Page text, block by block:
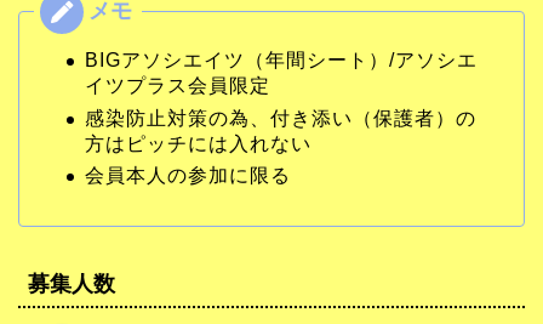
BIGアソシエイツ（年間シート）/アソシエ
イツプラス会員限定
感染防止対策の為、付き添い（保護者）の
方はピッチには入れない
会員本人の参加に限る
募集人数